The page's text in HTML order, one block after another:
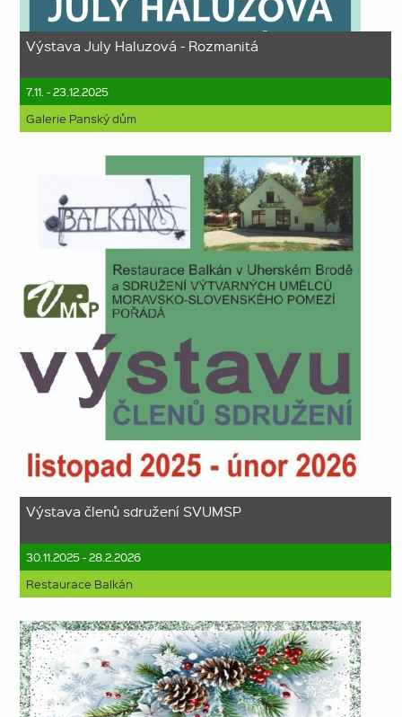
Výstava July Haluzová - Rozmanitá
7.11. - 23.12.2025
Galerie Panský dům
Výstava členů sdružení SVUMSP
30.11.2025 - 28.2.2026
Restaurace Balkán